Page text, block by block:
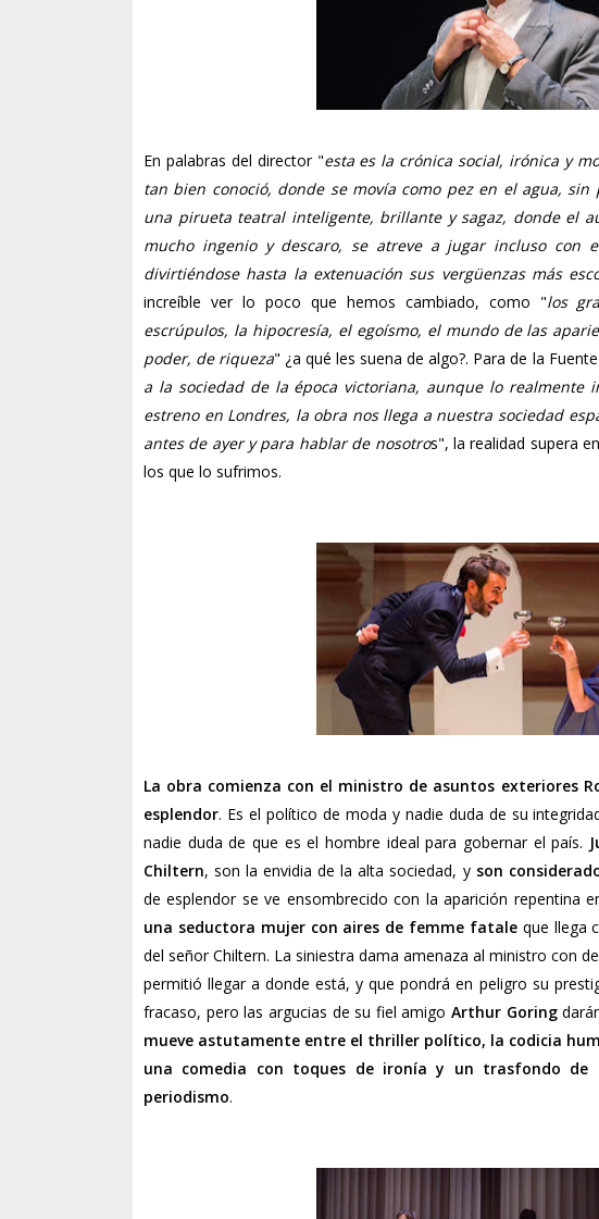
En palabras del director "esta es la crónica social, irónica y
tan bien conoció, donde se movía como pez en el agua,
una pirueta teatral inteligente, brillante y sagaz, donde el
mucho ingenio y descaro, se atreve a jugar incluso
divirtiéndose hasta la extenuación sus vergüenzas más
increíble ver lo poco que hemos cambiado, como "los
escrúpulos, la hipocresía, el egoísmo, el mundo de las
poder, de riqueza" ¿a qué les suena de algo?. Para de la
a la sociedad de la época victoriana, aunque lo realmente
estreno en Londres, la obra nos llega a nuestra sociedad
antes de ayer y para hablar de nosotros", la realidad supera
los que lo sufrimos.
La obra comienza con el ministro de asuntos exteriores
esplendor. Es el político de moda y nadie duda de su
nadie duda de que es el hombre ideal para gobernar el país.
Chiltern, son la envidia de la alta sociedad, y son
de esplendor se ve ensombrecido con la aparición repentina
una seductora mujer con aires de femme fataleque llega
del señor Chiltern. La siniestra dama amenaza al ministro con
permitió llegar a donde está, y que pondrá en peligro su
fracaso, pero las argucias de su fiel amigoArthur Goring
mueve astutamente entre el thriller político, la codicia
una comedia con toques de ironía y un trasfondo
periodismo.